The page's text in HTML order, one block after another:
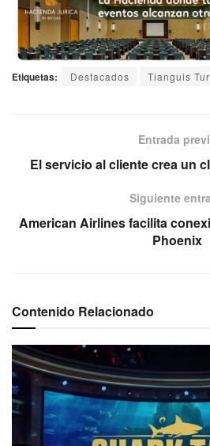
Etiquetas: Destacados Tianguis
Entrada
El servicio al cliente crea un
Siguiente
American Airlines facilita
Phoenix
Contenido Relacionado